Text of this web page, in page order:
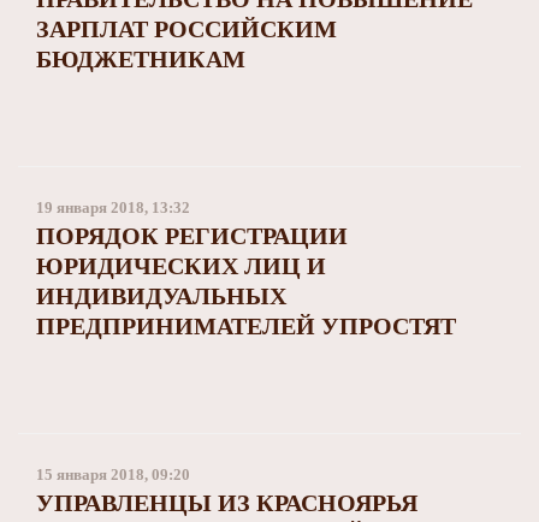
ЗАРПЛАТ РОССИЙСКИМ
БЮДЖЕТНИКАМ
19 января 2018, 13:32
ПОРЯДОК РЕГИСТРАЦИИ
ЮРИДИЧЕСКИХ ЛИЦ И
ИНДИВИДУАЛЬНЫХ
ПРЕДПРИНИМАТЕЛЕЙ УПРОСТЯТ
15 января 2018, 09:20
УПРАВЛЕНЦЫ ИЗ КРАСНОЯРЬЯ